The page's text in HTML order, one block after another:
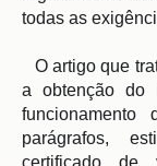
todas as
   O artigo que trata da formalização do requerimento para
a obtenção do
parágrafos,
certificado